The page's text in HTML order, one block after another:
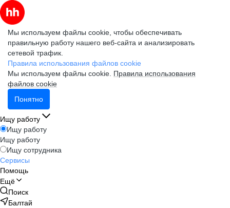
Мы используем файлы cookie, чтобы обеспечивать
правильную работу нашего веб-сайта и анализировать
сетевой трафик.
Правила использования файлов cookie
Мы используем файлы cookie. Правила использования
файлов cookie
Понятно
Ищу работу
Ищу работу
Ищу работу
Ищу сотрудника
Сервисы
Помощь
Ещё
Поиск
Балтай